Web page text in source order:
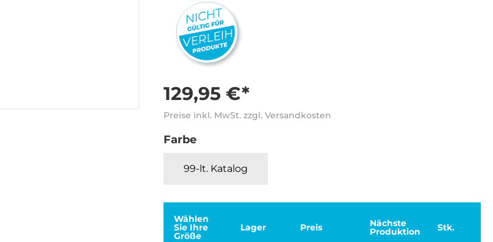
129,95 €*
Preise inkl. MwSt. zzgl. Versandkosten
Farbe
99-lt. Katalog
Wählen
Sie Ihre
Größe
Lager Preis Nächste
Produktion Stk.